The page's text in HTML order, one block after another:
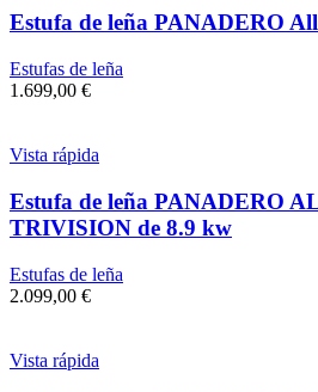
Estufa de leña PANADERO
Estufas de leña
1.699,00 €
Vista rápida
Estufa de leña PANADERO
TRIVISION de 8.9 kw
Estufas de leña
2.099,00 €
Vista rápida